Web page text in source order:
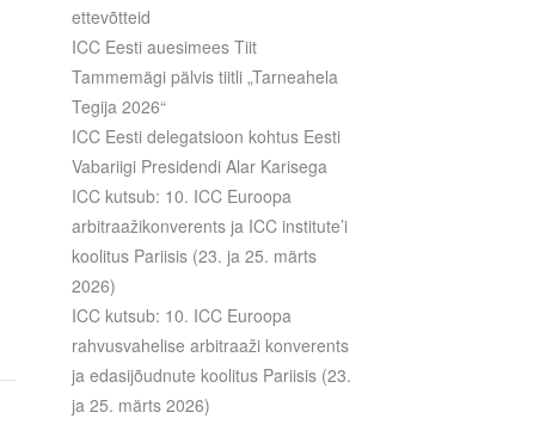
ettevõtteid
ICC Eesti auesimees Tiit
Tammemägi pälvis tiitli „Tarneahela
Tegija 2026“
ICC Eesti delegatsioon kohtus Eesti
Vabariigi Presidendi Alar Karisega
ICC kutsub: 10. ICC Euroopa
arbitraažikonverents ja ICC institute’i
koolitus Pariisis (23. ja 25. märts
2026)
ICC kutsub: 10. ICC Euroopa
rahvusvahelise arbitraaži konverents
ja edasijõudnute koolitus Pariisis (23.
ja 25. märts 2026)